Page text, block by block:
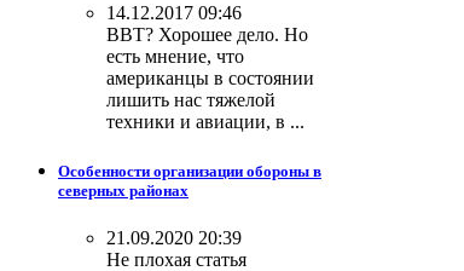
14.12.2017 09:46
ВВТ? Хорошее дело. Но
есть мнение, что
американцы в состоянии
лишить нас тяжелой
техники и авиации, в ...
Особенности организации обороны в
северных районах
21.09.2020 20:39
Не плохая статья